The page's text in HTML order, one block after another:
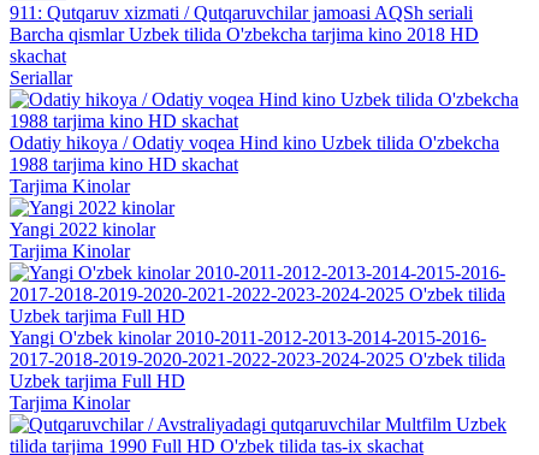
911: Qutqaruv xizmati / Qutqaruvchilar jamoasi AQSh seriali
Barcha qismlar Uzbek tilida O'zbekcha tarjima kino 2018 HD
skachat
Seriallar
Odatiy hikoya / Odatiy voqea Hind kino Uzbek tilida O'zbekcha
1988 tarjima kino HD skachat
Tarjima Kinolar
Yangi 2022 kinolar
Tarjima Kinolar
Yangi O'zbek kinolar 2010-2011-2012-2013-2014-2015-2016-
2017-2018-2019-2020-2021-2022-2023-2024-2025 O'zbek tilida
Uzbek tarjima Full HD
Tarjima Kinolar